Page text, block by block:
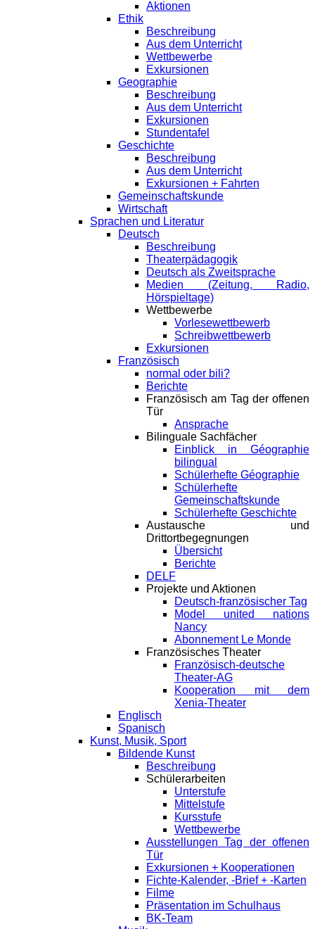
Aktionen
Ethik
Beschreibung
Aus dem Unterricht
Wettbewerbe
Exkursionen
Geographie
Beschreibung
Aus dem Unterricht
Exkursionen
Stundentafel
Geschichte
Beschreibung
Aus dem Unterricht
Exkursionen + Fahrten
Gemeinschaftskunde
Wirtschaft
Sprachen und Literatur
Deutsch
Beschreibung
Theaterpädagogik
Deutsch als Zweitsprache
Medien (Zeitung, Radio,
Hörspieltage)
Wettbewerbe
Vorlesewettbewerb
Schreibwettbewerb
Exkursionen
Französisch
normal oder bili?
Berichte
Französisch am Tag der offenen
Tür
Ansprache
Bilinguale Sachfächer
Einblick in Géographie
bilingual
Schülerhefte Géographie
Schülerhefte
Gemeinschaftskunde
Schülerhefte Geschichte
Austausche und
Drittortbegegnungen
Übersicht
Berichte
DELF
Projekte und Aktionen
Deutsch-französischer Tag
Model united nations
Nancy
Abonnement Le Monde
Französisches Theater
Französisch-deutsche
Theater-AG
Kooperation mit dem
Xenia-Theater
Englisch
Spanisch
Kunst, Musik, Sport
Bildende Kunst
Beschreibung
Schülerarbeiten
Unterstufe
Mittelstufe
Kursstufe
Wettbewerbe
Ausstellungen Tag der offenen
Tür
Exkursionen + Kooperationen
Fichte-Kalender, -Brief + -Karten
Filme
Präsentation im Schulhaus
BK-Team